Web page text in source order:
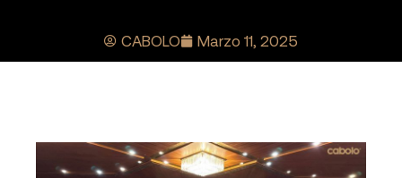
CABOLO Marzo 11, 2025